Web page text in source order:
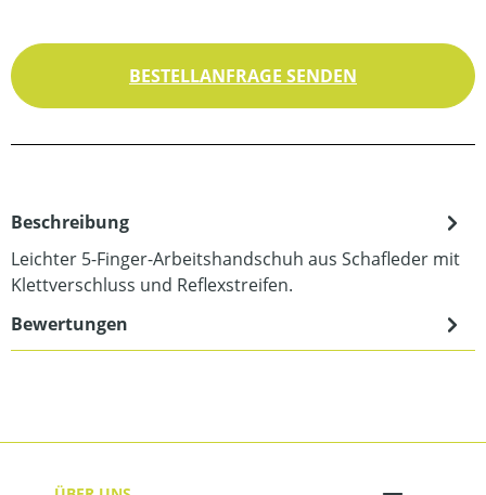
BESTELLANFRAGE SENDEN
Beschreibung
Leichter 5-Finger-Arbeitshandschuh aus Schafleder mit
Klettverschluss und Reflexstreifen.
Bewertungen